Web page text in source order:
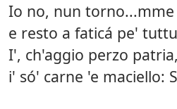
Io no, nun
e resto a faticá pe'
I', ch'aggio perzo
i' só' carne 'e maciello: